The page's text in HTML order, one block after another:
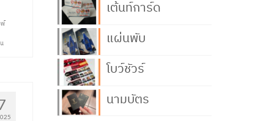
เต้นท์การ์ด
แผ่นพับ
โบว์ชัวร์
นามบัตร